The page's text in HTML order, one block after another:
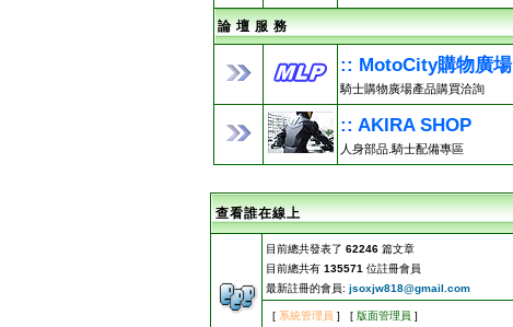
論 壇 服 務
:: MotoCity購物廣場
騎士購物廣場產品購買洽詢
:: AKIRA SHOP
人身部品.騎士配備專區
查看誰在線上
目前總共發表了 62246 篇文章
目前總共有 135571 位註冊會員
最新註冊的會員: jsoxjw818@gmail.com
[ 系統管理員 ] [ 版面管理員 ]